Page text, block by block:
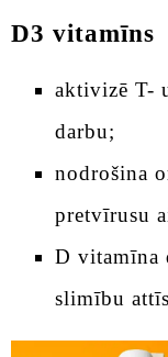
D3 vitamīns
aktivizē T-
darbu;
nodrošina
pretvīrusu
D vitamīna
slimību